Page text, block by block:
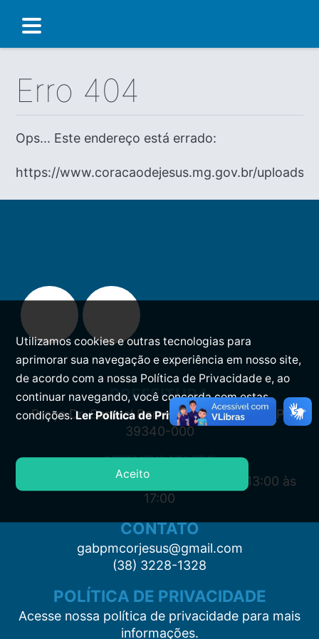
Erro 404
Ops... Este endereço está errado:
https://www.coracaodejesus.mg.gov.br/uploads/
PREFEITURA
Praça Dr. Samuel Barreto, s/n, Centro CEP:
39340-000
ATENDIMENTO
Segunda à Sexta: 7:00 às 11:00 e das 13:00 às
17:00
CONTATO
gabpmcorjesus@gmail.com
(38) 3228-1328
POLÍTICA DE PRIVACIDADE
Acesse nossa política de privacidade para mais
informações.
Utilizamos cookies e outras tecnologias para
aprimorar sua navegação e experiência em nosso site,
de acordo com a nossa Política de Privacidade e, ao
continuar navegando, você concorda com estas
condições.Ler Política de Privacidade.
Aceito